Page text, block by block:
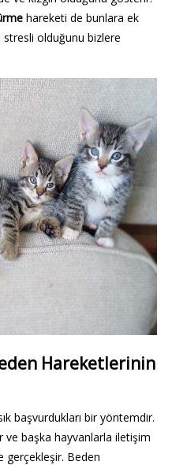
hareketi de bunlara ek
olduğunu bizlere
Hareketlerinin
başvurdukları bir yöntemdir.
ve başka hayvanlarla iletişim
gerçekleşir. Beden